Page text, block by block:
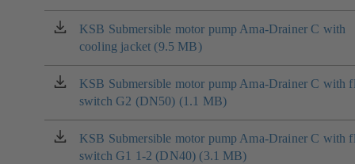
v
nové
záložce)
KSB Submersible motor pump Ama-Drainer C with
cooling jacket (9.5 MB)
(otevírá
se
v
nové
záložce)
KSB Submersible motor pump Ama-Drainer C with
switch G2 (DN50) (1.1 MB)
(otevírá
se
v
nové
záložce)
KSB Submersible motor pump Ama-Drainer C with
switch G1 1-2 (DN40) (3.1 MB)
(otevírá
se